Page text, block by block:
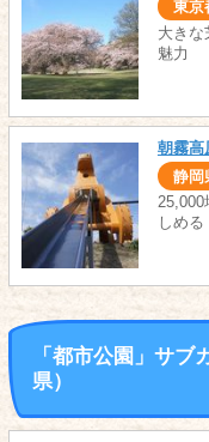
東京
大きな
魅力
朝霧高
静岡
25,000
しめる
「都市公園」サ
県）